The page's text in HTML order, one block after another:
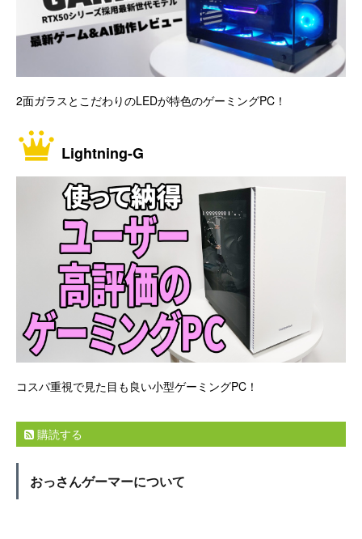
2面ガラスとこだわりのLEDが特色のゲーミングPC！
Lightning-G
コスパ重視で見た目も良い小型ゲーミングPC！
購読する
おっさんゲーマーについて